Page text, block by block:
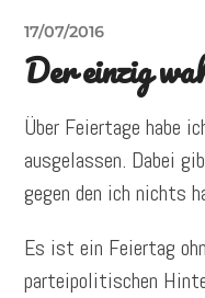
17/07/2016
Der einzig
Über Feiertage habe
ausgelassen. Dabei
gegen den ich nichts
Es ist ein Feiertag
parteipolitischen